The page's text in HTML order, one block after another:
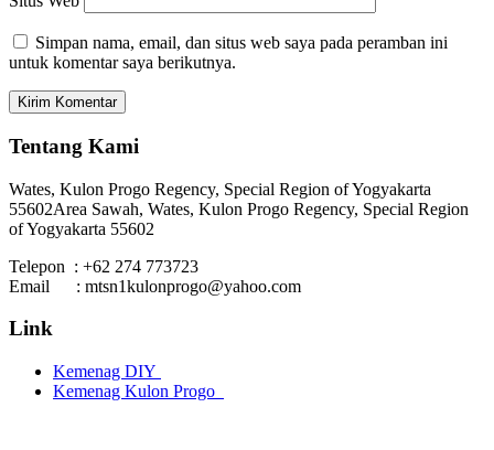
Simpan nama, email, dan situs web saya pada peramban ini
untuk komentar saya berikutnya.
Tentang Kami
Wates, Kulon Progo Regency, Special Region of Yogyakarta
55602Area Sawah, Wates, Kulon Progo Regency, Special Region
of Yogyakarta 55602
Telepon : +62 274 773723
Email : mtsn1kulonprogo@yahoo.com
Link
Kemenag DIY
Kemenag Kulon Progo